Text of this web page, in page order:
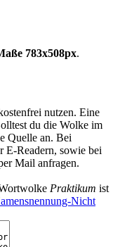
783x508px.
nutzen. Eine
du die Wolke im
Quelle an. Bei
E-Readern, sowie bei
Mail anfragen.
Praktikum ist
Nicht